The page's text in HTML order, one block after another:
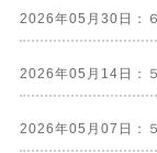
2026年05月30日：
2026年05月14日：
2026年05月07日：